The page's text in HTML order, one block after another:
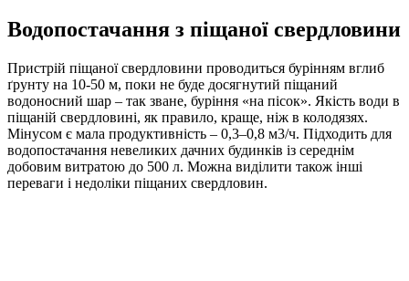
Водопостачання з піщаної свердловини
Пристрій піщаної свердловини проводиться бурінням вглиб
ґрунту на 10-50 м, поки не буде досягнутий піщаний
водоносний шар – так зване, буріння «на пісок». Якість води в
піщаній свердловині, як правило, краще, ніж в колодязях.
Мінусом є мала продуктивність – 0,3–0,8 м3/ч. Підходить для
водопостачання невеликих дачних будинків із середнім
добовим витратою до 500 л. Можна виділити також інші
переваги і недоліки піщаних свердловин.